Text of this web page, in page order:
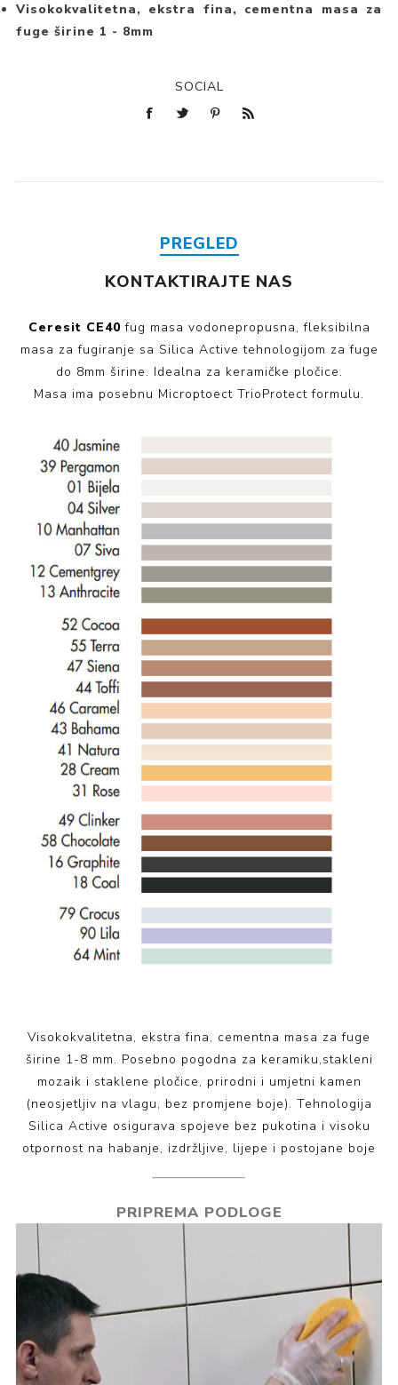
Visokokvalitetna, ekstra fina, cementna masa za
fuge širine 1 - 8mm
SOCIAL
PREGLED
KONTAKTIRAJTE NAS
Ceresit CE40 fug masa vodonepropusna, fleksibilna
masa za fugiranje sa Silica Active tehnologijom za fuge
do 8mm širine. Idealna za keramičke pločice.
Masa ima posebnu Microptoect TrioProtect formulu.
Visokokvalitetna, ekstra fina, cementna masa za fuge
širine 1-8 mm. Posebno pogodna za keramiku,stakleni
mozaik i staklene pločice, prirodni i umjetni kamen
(neosjetljiv na vlagu, bez promjene boje). Tehnologija
Silica Active osigurava spojeve bez pukotina i visoku
otpornost na habanje, izdržljive, lijepe i postojane boje
PRIPREMA PODLOGE